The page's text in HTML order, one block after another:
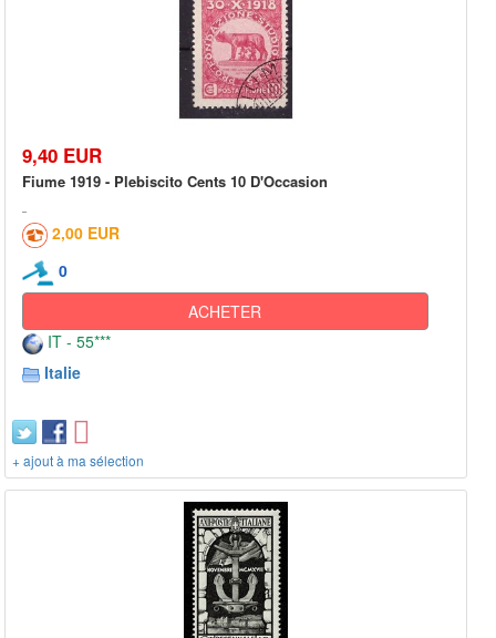
9,40 EUR
Fiume 1919 - Plebiscito Cents 10 D'Occasion
2,00 EUR
0
ACHETER
IT - 55***
Italie
+ ajout à ma sélection